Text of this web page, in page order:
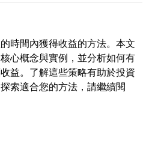
時間內獲得收益的方法。本文
心概念與實例，並分析如何有
益。了解這些策略有助於投資
索適合您的方法，請繼續閱